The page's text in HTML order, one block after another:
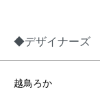
◆デザイナーズ
越鳥ろか